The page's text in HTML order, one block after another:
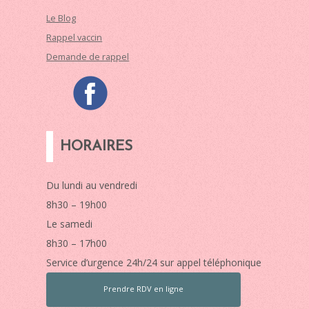
Le Blog
Rappel vaccin
Demande de rappel
HORAIRES
Du lundi au vendredi
8h30 – 19h00
Le samedi
8h30 – 17h00
Service d’urgence 24h/24 sur appel téléphonique
Prendre RDV en ligne